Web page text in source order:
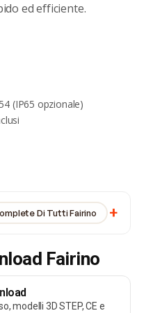
ed efficiente.
(IP65 opzionale)
Di Tutti Fairino
Fairino
modelli 3D STEP, CE e